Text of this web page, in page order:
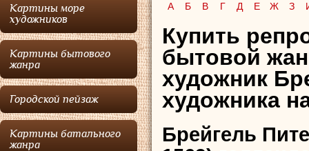
Картины море
художников
Картины бытового
жанра
Городской пейзаж
Картины батального
жанра
А Б В Г Д Е Ж З
Купить
бытовой
художник
художника
Брейгель